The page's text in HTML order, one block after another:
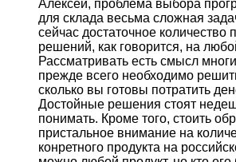
Алексей, проблема выбора
для склада весьма сложная
сейчас достаточное количество
решений, как говорится, на
Рассматривать есть смысл
прежде всего необходимо
сколько вы готовы потратить
Достойные решения стоят
понимать. Кроме того, стоить
пристальное внимание на
конретного продукта на